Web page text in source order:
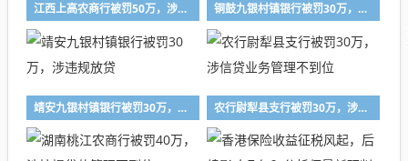
江西上高农商行被罚50万，涉向关系人发放信用贷款 铜鼓九银村镇银行被罚30万，涉违规放贷
靖安九银村镇银行被罚30万，涉违规放贷 农行尉犁县支行被罚30万，涉信贷业务管理不到位